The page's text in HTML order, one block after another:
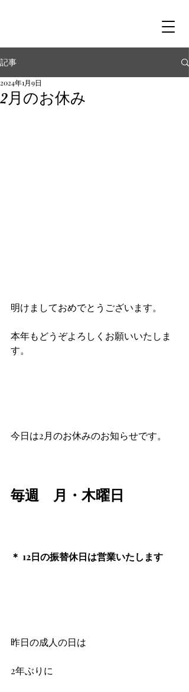
記事
2月のお休み
2024年1月9日
明けましておめでとうございます。
本年もどうぞよろしくお願いいたしま
す。
今日は2月のお休みのお知らせです。
毎週　月・木曜日
＊ 12日の振替休日は営業いたします
昨日の成人の日は
2年ぶりに